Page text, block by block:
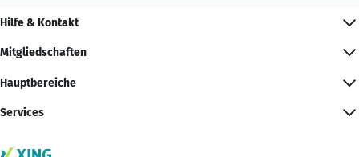
Hilfe & Kontakt
Mitgliedschaften
Hauptbereiche
Services